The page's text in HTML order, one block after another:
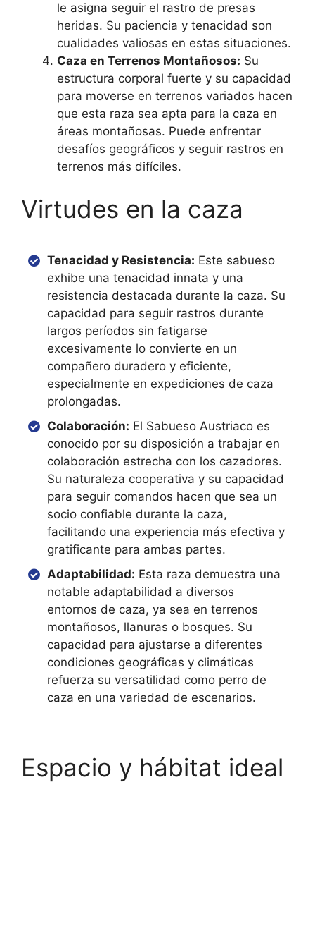
le asigna seguir el rastro de presas
heridas. Su paciencia y tenacidad son
cualidades valiosas en estas situaciones.
Caza en Terrenos Montañosos: Su
estructura corporal fuerte y su capacidad
para moverse en terrenos variados hacen
que esta raza sea apta para la caza en
áreas montañosas. Puede enfrentar
desafíos geográficos y seguir rastros en
terrenos más difíciles.
Virtudes en la caza
Tenacidad y Resistencia: Este sabueso
exhibe una tenacidad innata y una
resistencia destacada durante la caza. Su
capacidad para seguir rastros durante
largos períodos sin fatigarse
excesivamente lo convierte en un
compañero duradero y eficiente,
especialmente en expediciones de caza
prolongadas.
Colaboración: El Sabueso Austriaco es
conocido por su disposición a trabajar en
colaboración estrecha con los cazadores.
Su naturaleza cooperativa y su capacidad
para seguir comandos hacen que sea un
socio confiable durante la caza,
facilitando una experiencia más efectiva y
gratificante para ambas partes.
Adaptabilidad: Esta raza demuestra una
notable adaptabilidad a diversos
entornos de caza, ya sea en terrenos
montañosos, llanuras o bosques. Su
capacidad para ajustarse a diferentes
condiciones geográficas y climáticas
refuerza su versatilidad como perro de
caza en una variedad de escenarios.
Espacio y hábitat ideal